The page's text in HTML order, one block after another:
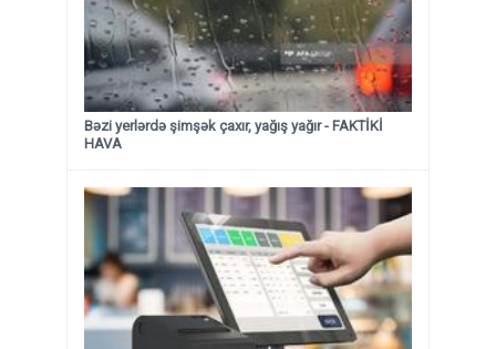
Bəzi yerlərdə şimşək çaxır, yağış yağır - FAKTİKİ
HAVA